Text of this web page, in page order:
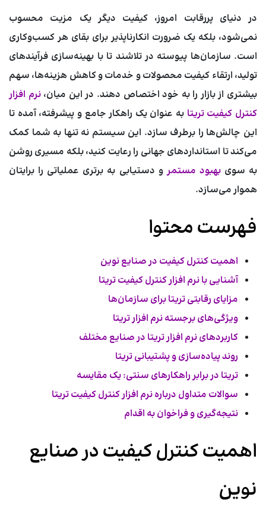
در دنیای پررقابت امروز، کیفیت دیگر یک مزیت محسوب
نمی‌شود، بلکه یک ضرورت انکارناپذیر برای بقای هر کسب‌وکاری
است. سازمان‌ها پیوسته در تلاشند تا با بهینه‌سازی فرآیندهای
تولید، ارتقاء کیفیت محصولات و خدمات و کاهش هزینه‌ها، سهم
بیشتری از بازار را به خود اختصاص دهند. در این میان،نرم افزار
کنترل کیفیت تریتا به عنوان یک راهکار جامع و پیشرفته، آمده تا
این چالش‌ها را برطرف سازد. این سیستم نه تنها به شما کمک
می‌کند تا استانداردهای جهانی را رعایت کنید، بلکه مسیری روشن
به سویبهبود مستمرو دستیابی به برتری عملیاتی را برایتان
هموار می‌سازد.
فهرست محتوا
اهمیت کنترل کیفیت در صنایع نوین
آشنایی با نرم افزار کنترل کیفیت تریتا
مزایای رقابتی تریتا برای سازمان‌ها
ویژگی‌های برجسته نرم افزار تریتا
کاربردهای نرم افزار تریتا در صنایع مختلف
روند پیاده‌سازی و پشتیبانی تریتا
تریتا در برابر راهکارهای سنتی: یک مقایسه
سوالات متداول درباره نرم افزار کنترل کیفیت تریتا
نتیجه‌گیری و فراخوان به اقدام
اهمیت کنترل کیفیت در صنایع
نوین